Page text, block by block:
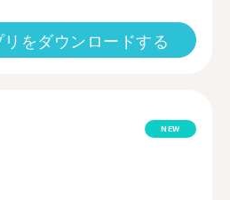
リをダウンロードする
NEW